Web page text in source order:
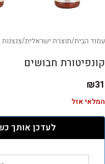
עמוד הבית/תוצרת ישראלית/
קונפיטורת חבושים
₪31
המלאי אזל
לעדכן אותך